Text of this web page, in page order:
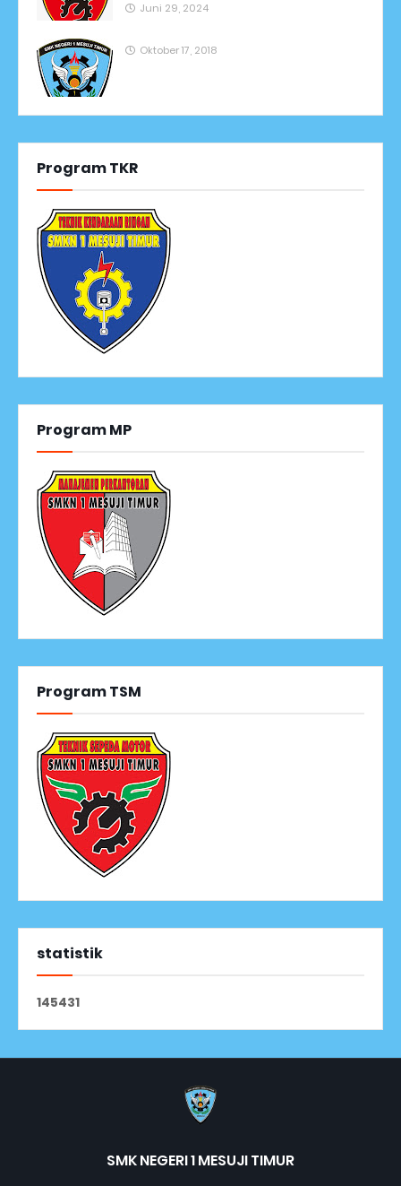
Juni 29, 2024
Oktober 17, 2018
Program TKR
Program MP
Program TSM
statistik
145431
SMK NEGERI 1 MESUJI TIMUR